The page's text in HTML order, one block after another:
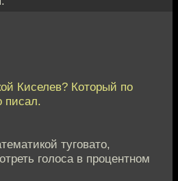
Киселев? Который по
писал.
туговато,
голоса в процентном